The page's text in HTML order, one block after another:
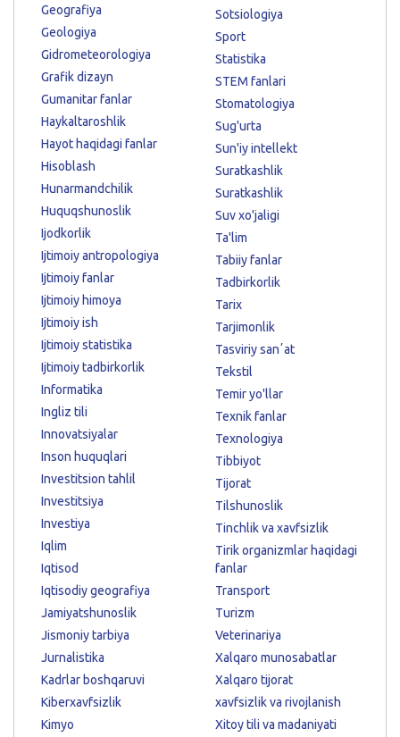
Geografiya
Geologiya
Gidrometeorologiya
Grafik dizayn
Gumanitar fanlar
Haykaltaroshlik
Hayot haqidagi fanlar
Hisoblash
Hunarmandchilik
Huquqshunoslik
Ijodkorlik
Ijtimoiy antropologiya
Ijtimoiy fanlar
Ijtimoiy himoya
Ijtimoiy ish
Ijtimoiy statistika
Ijtimoiy tadbirkorlik
Informatika
Ingliz tili
Innovatsiyalar
Inson huquqlari
Investitsion tahlil
Investitsiya
Investiya
Iqlim
Iqtisod
Iqtisodiy geografiya
Jamiyatshunoslik
Jismoniy tarbiya
Jurnalistika
Kadrlar boshqaruvi
Kiberxavfsizlik
Kimyo
Sotsiologiya
Sport
Statistika
STEM fanlari
Stomatologiya
Sug'urta
Sun'iy intellekt
Suratkashlik
Suratkashlik
Suv xo'jaligi
Ta'lim
Tabiiy fanlar
Tadbirkorlik
Tarix
Tarjimonlik
Tasviriy sanʼat
Tekstil
Temir yo'llar
Texnik fanlar
Texnologiya
Tibbiyot
Tijorat
Tilshunoslik
Tinchlik va xavfsizlik
Tirik organizmlar haqidagi
fanlar
Transport
Turizm
Veterinariya
Xalqaro munosabatlar
Xalqaro tijorat
xavfsizlik va rivojlanish
Xitoy tili va madaniyati